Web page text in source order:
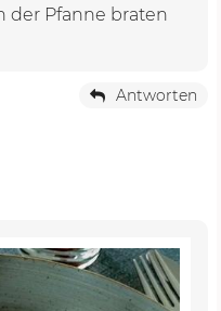
der Pfanne braten
Antworten